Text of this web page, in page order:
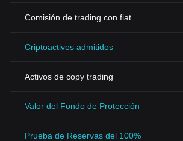
Comisión de trading con fiat
Criptoactivos admitidos
Activos de copy trading
Valor del Fondo de Protección
Prueba de Reservas del 100%